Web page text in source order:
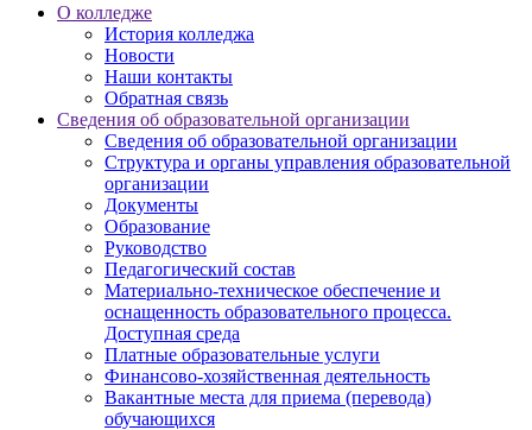
О колледже
История колледжа
Новости
Наши контакты
Обратная связь
Сведения об образовательной организации
Сведения об образовательной организации
Структура и органы управления образовательной
организации
Документы
Образование
Руководство
Педагогический состав
Материально-техническое обеспечение и
оснащенность образовательного процесса.
Доступная среда
Платные образовательные услуги
Финансово-хозяйственная деятельность
Вакантные места для приема (перевода)
обучающихся